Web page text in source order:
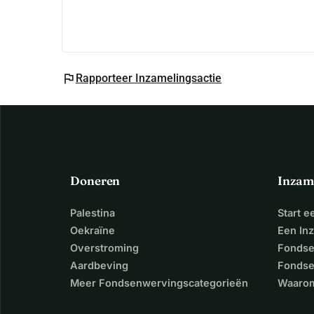
flag Rapporteer Inzamelingsactie
Doneren
Palestina
Oekraïne
Overstroming
Aardbeving
Meer Fondsenwervingscategorieën
Start
Een